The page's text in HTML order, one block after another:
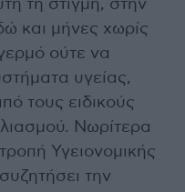
τη στιγμή, στην
και μήνες χωρίς
ούτε να
υγείας,
τους ειδικούς
Νωρίτερα
Υγειονομικής
την